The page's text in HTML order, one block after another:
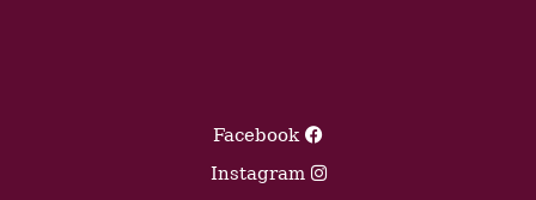
Facebook
Instagram